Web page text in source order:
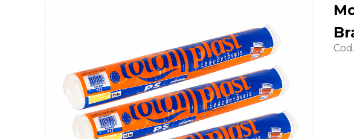
Cod.
caixa organizadora
grampeador
desinfetante
marca texto